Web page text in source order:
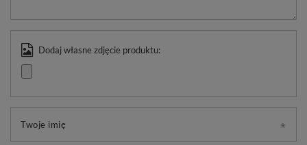
Dodaj własne zdjęcie produktu:
Twoje imię